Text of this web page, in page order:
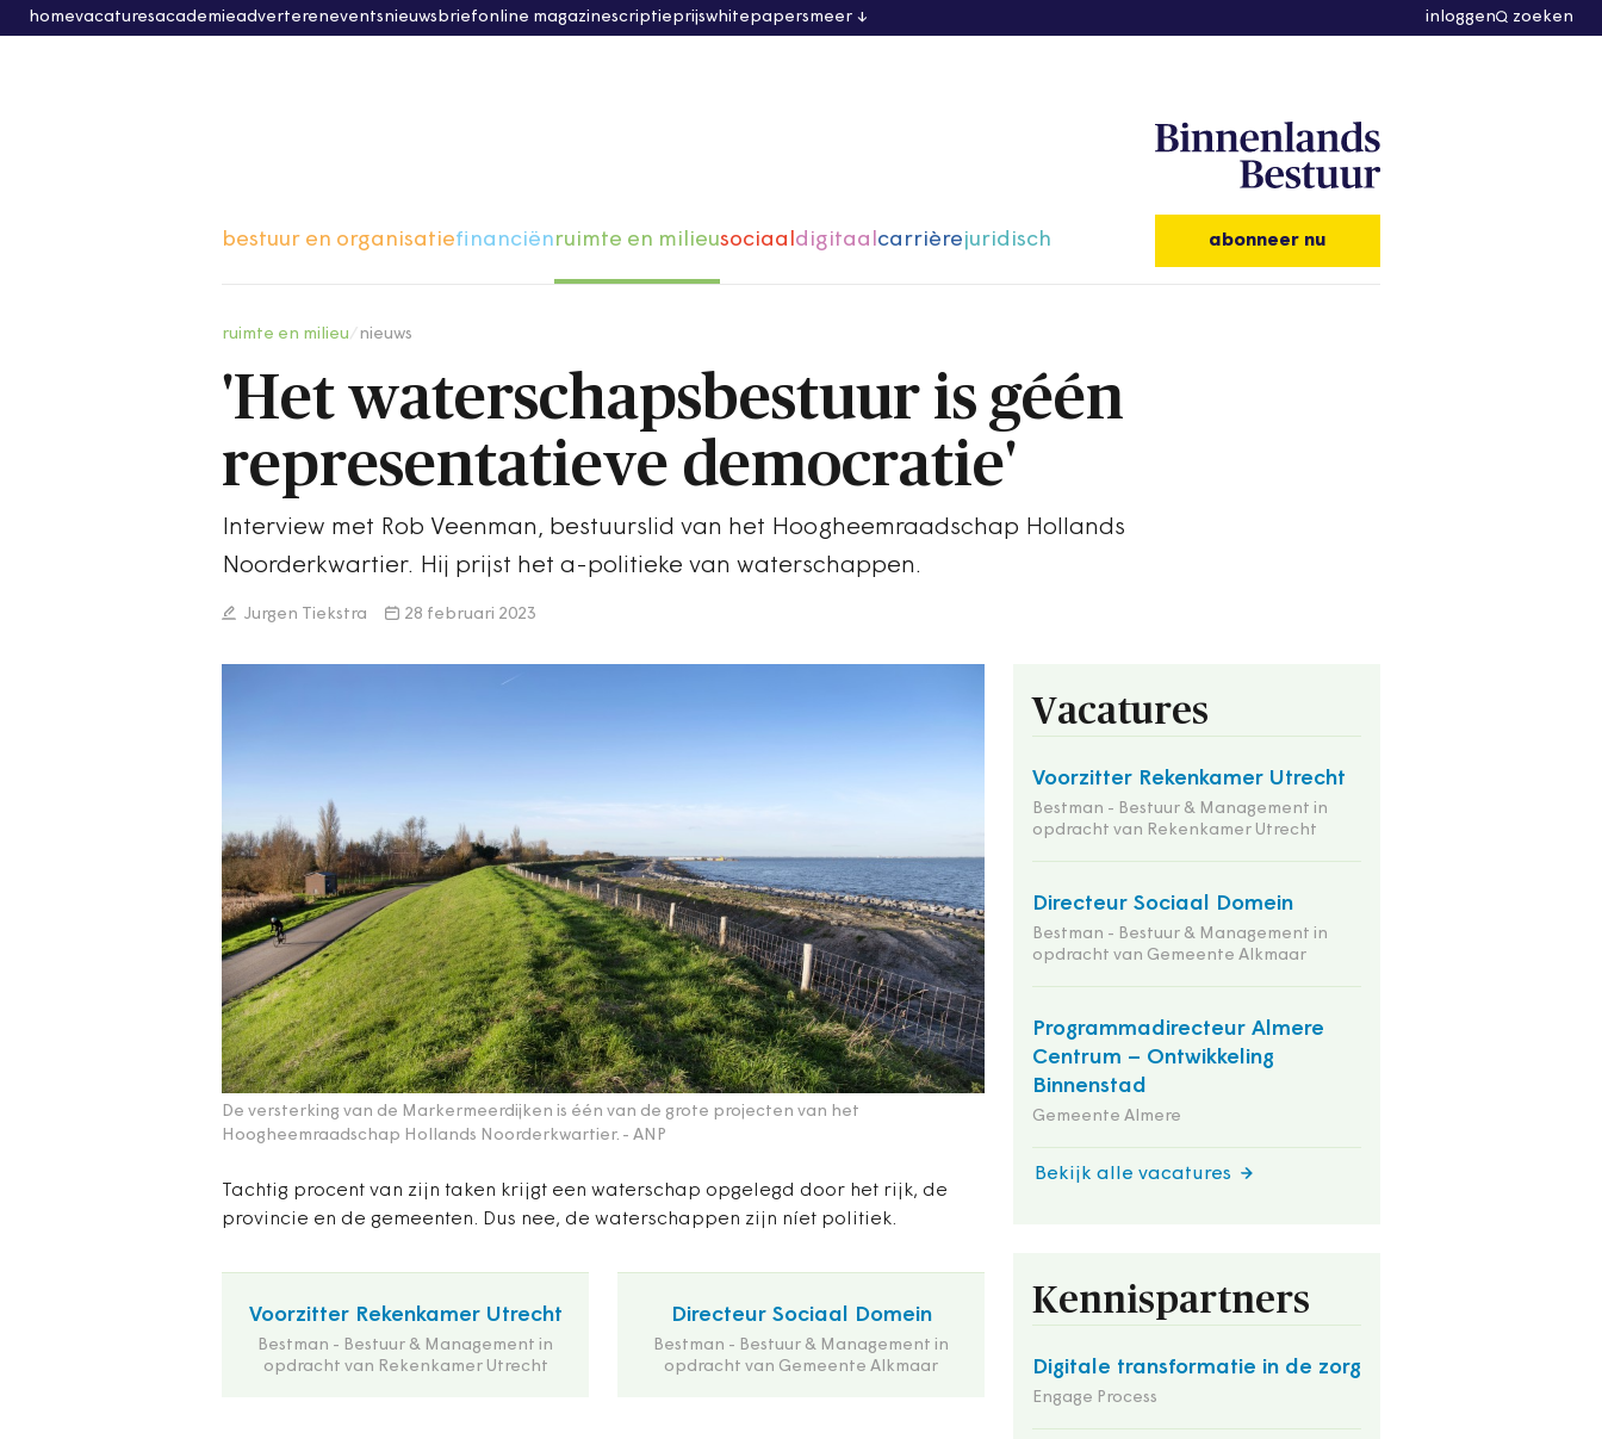
homevacaturesacademieadvertereneventsnieuwsbriefonline magazinescriptieprijswhitepapersmeer inloggen zoeken
bestuur en organisatiefinanciënruimte en milieusociaaldigitaalcarrièrejuridisch abonneer nu
ruimte en milieu nieuws
'Het waterschapsbestuur is géén
representatieve democratie'
Interview met Rob Veenman, bestuurslid van het Hoogheemraadschap Hollands
Noorderkwartier. Hij prijst het a-politieke van waterschappen.
Jurgen Tiekstra 28 februari 2023
De versterking van de Markermeerdijken is één van de grote projecten van het
Hoogheemraadschap Hollands Noorderkwartier. - ANP
Tachtig procent van zijn taken krijgt een waterschap opgelegd door het rijk, de
provincie en de gemeenten. Dus nee, de waterschappen zijn níet politiek.
Voorzitter Rekenkamer Utrecht
Bestman - Bestuur & Management in
opdracht van Rekenkamer Utrecht
Directeur Sociaal Domein
Bestman - Bestuur & Management in
opdracht van Gemeente Alkmaar
Vacatures
Voorzitter Rekenkamer Utrecht
Bestman - Bestuur & Management in
opdracht van Rekenkamer Utrecht
Directeur Sociaal Domein
Bestman - Bestuur & Management in
opdracht van Gemeente Alkmaar
Programmadirecteur Almere
Centrum – Ontwikkeling
Binnenstad
Gemeente Almere
Bekijk alle vacatures
Kennispartners
Digitale transformatie in de zorg
Engage Process